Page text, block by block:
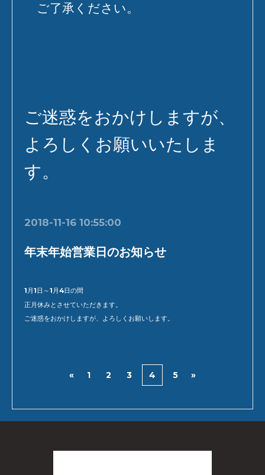
ご了承ください。
ご迷惑をおかけしますが、
よろしくお願いいたしま
す。
2018-11-16 10:55:00
年末年始営業日のお知らせ
1月1日～1月4日の間
正月休みとさせていただきます。
ご迷惑をおかけしますが、よろしくお願いします。
« 1 2 3 4 5 »